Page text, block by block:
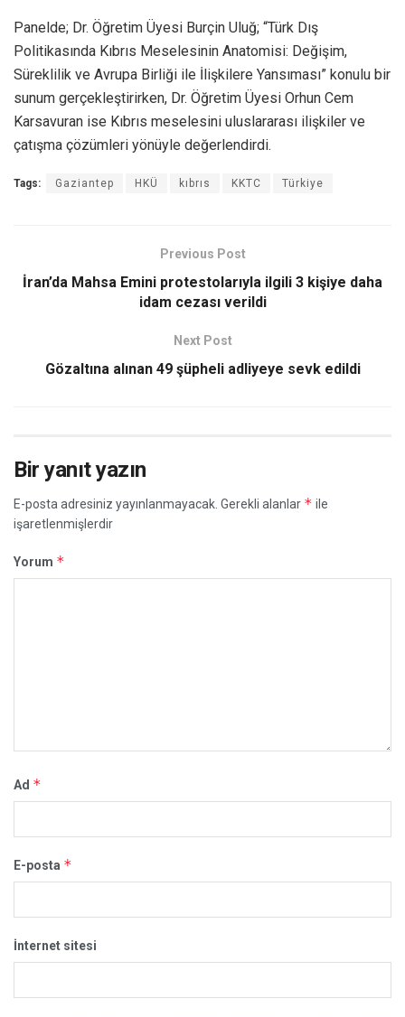
Panelde; Dr. Öğretim Üyesi Burçin Uluğ; “Türk Dış
Politikasında Kıbrıs Meselesinin Anatomisi: Değişim,
Süreklilik ve Avrupa Birliği ile İlişkilere Yansıması” konulu bir
sunum gerçekleştirirken, Dr. Öğretim Üyesi Orhun Cem
Karsavuran ise Kıbrıs meselesini uluslararası ilişkiler ve
çatışma çözümleri yönüyle değerlendirdi.
Tags: Gaziantep HKÜ kıbrıs KKTC Türkiye
Previous Post
İran’da Mahsa Emini protestolarıyla ilgili 3 kişiye daha
idam cezası verildi
Next Post
Gözaltına alınan 49 şüpheli adliyeye sevk edildi
Bir yanıt yazın
E-posta adresiniz yayınlanmayacak. Gerekli alanlar * ile
işaretlenmişlerdir
Yorum *
Ad *
E-posta *
İnternet sitesi